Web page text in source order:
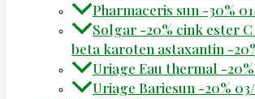
Pharmaceris sun -30%
Solgar -20% cink ester
beta karoten astaxantin -
Uriage Eau thermal -
Uriage Bariesun -20%